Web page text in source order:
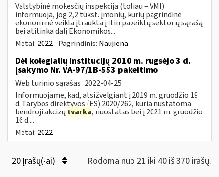
Valstybinė mokesčių inspekcija (toliau – VMI)
informuoja, jog 2,2 tūkst. įmonių, kurių pagrindinė
ekonominė veikla įtraukta į Itin paveiktų sektorių sąrašą
bei atitinka dalį Ekonomikos...
Metai: 2022 Pagrindinis: Naujiena
Dėl kolegialių institucijų 2010 m. rugsėjo 3 d.
įsakymo Nr. VA-97/1B-553 pakeitimo
Web turinio sąrašas 2022-04-25
Informuojame, kad, atsižvelgiant į 2019 m. gruodžio 19
d. Tarybos direktyvos (ES) 2020/262, kuria nustatoma
bendroji akcizų tvarka, nuostatas bei į 2021 m. gruodžio
16 d....
Metai: 2022
20 Įrašų(-ai) Rodoma nuo 21 iki 40 iš 370 irašų.